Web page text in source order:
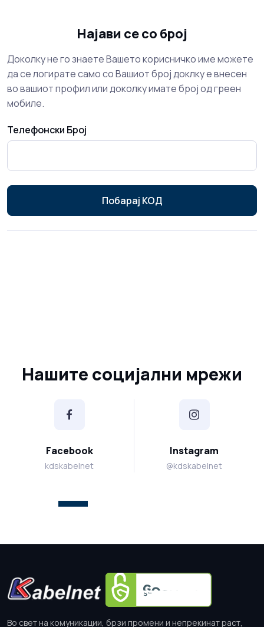
Најави се со број
Доколку не го знаете Вашето корисничко име можете
да се логирате само со Вашиот број доклку е внесен
во вашиот профил или доколку имате број од греен
мобиле.
Телефонски Број
Побарај КОД
Нашите социјални мрежи
Facebook
kdskabelnet
Instagram
@kdskabelnet
Во свет на комуникации, брзи промени и непрекинат раст,